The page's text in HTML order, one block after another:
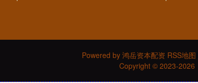
Powered by 鸿岳资本配资 RSS地图
Copyright © 2023-2026